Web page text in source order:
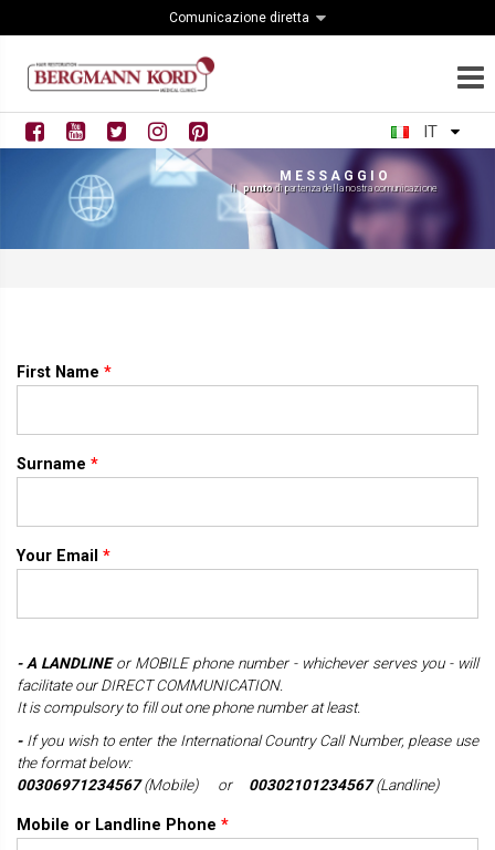
Comunicazione diretta
IT
M E S S A G G I O
Il puntodi partenza della nostra comunicazione
First Name *
Surname *
Your Email *
- A LANDLINEor MOBILE phone number - whichever serves you - will
facilitate our DIRECT COMMUNICATION.
It is compulsory to fill out one phone number at least.
-If you wish to enter the International Country Call Number, please use
the format below:
00306971234567(Mobile) or 00302101234567(Landline)
Mobile or Landline Phone *